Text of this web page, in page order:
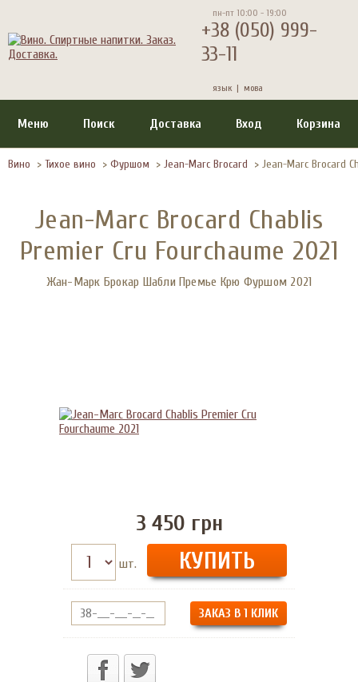
пн-пт 10:00 - 19:00
+38 (050) 999-
33-11
язык | мова
Меню Поиск Доставка Вход Корзина
Вино > Тихое вино > Фуршом > Jean-Marc Brocard > Jean-Marc Brocard
Jean-Marc Brocard Chablis
Premier Cru Fourchaume 2021
Жан-Марк Брокар Шабли Премье Крю Фуршом 2021
3 450 грн
шт.
ЗАКАЗ В 1 КЛИК